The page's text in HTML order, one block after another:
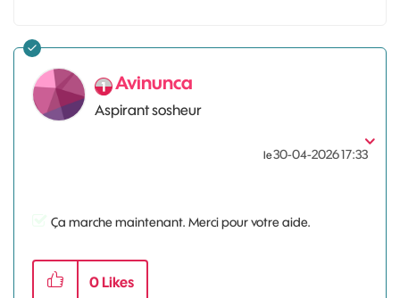
Avinunca
Aspirant sosheur
le‎30-04-202617:33
Ça marche maintenant. Merci pour votre aide.
0 Likes